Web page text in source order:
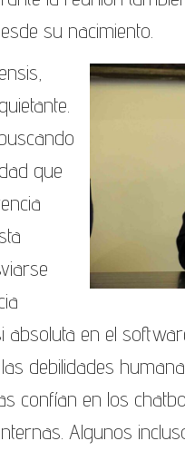
su nacimiento.
que
absoluta en el
debilidades
confían en los
Algunos